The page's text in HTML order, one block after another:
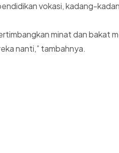
vokasi, kadang-
minat dan bakat
nanti,” tambahnya.